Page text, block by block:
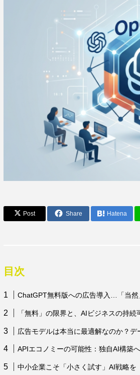
Post Share Hatena
目次
ChatGPT無料版への広告導入…「当
「無料」の限界と、AIビジネスの持続
広告モデルは本当に最適解なのか？
APIエコノミーの可能性：独自AI構築
中小企業こそ「小さく試す」AI戦略を
OpenAI CEO、2025
十億ドルのインフラ取